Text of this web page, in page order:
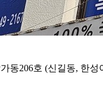
동206호 (신길동, 한성